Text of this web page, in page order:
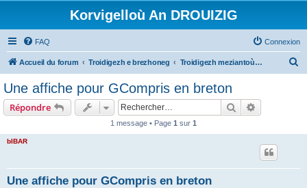
Korvigelloù An DROUIZIG
FAQ Connexion
Accueil du forum Troidigezh e brezhoneg Troidigezh meziantoù all (frank a wirioù evit an darn vrasañ anezho)
Une affiche pour GCompris en breton
Répondre Rechercher
1 message • Page 1 sur 1
bIBAR
Une affiche pour GCompris en breton